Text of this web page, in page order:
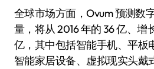
全球市场方面，Ovum 预测数
量，将从 2016 年的 36 亿、增
亿，其中包括智能手机、平板
智能家居设备、虚拟现实头戴